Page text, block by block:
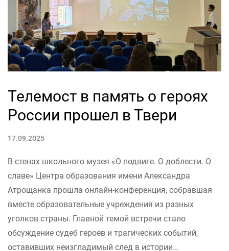
Телемост в память о героях
России прошел в Твери
17.09.2025
В стенах школьного музея «О подвиге. О доблести. О
славе» Центра образования имени Александра
Атрощанка прошла онлайн-конференция, собравшая
вместе образовательные учреждения из разных
уголков страны. Главной темой встречи стало
обсуждение судеб героев и трагических событий,
оставивших неизгладимый след в истории...